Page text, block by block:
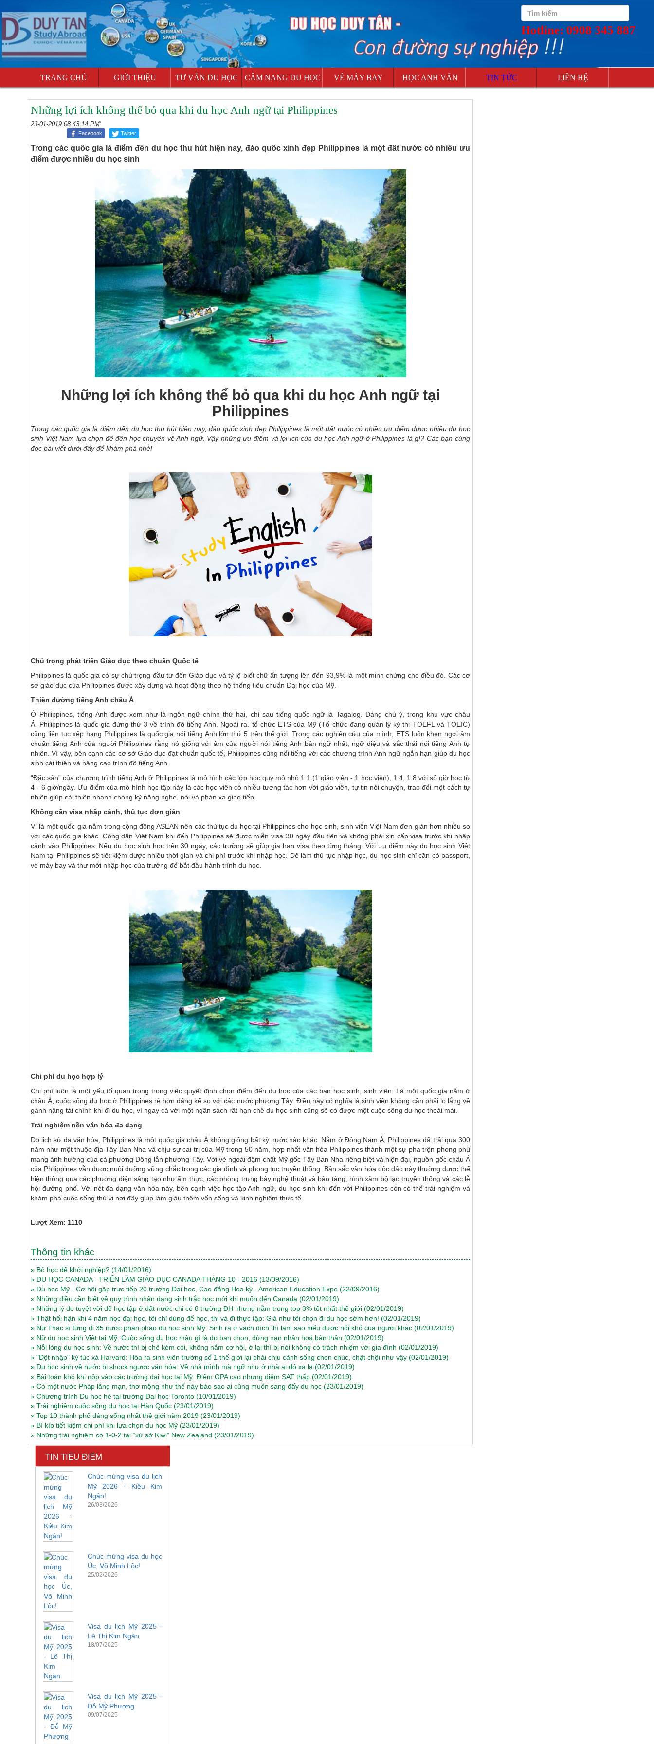
Hotline: 0908 345 887
TRANG CHỦ GIỚI THIỆU TƯ VẤN DU HỌC CẨM NANG DU HỌC VÉ MÁY BAY HỌC ANH VĂN TIN TỨC LIÊN HỆ
Những lợi ích không thể bỏ qua khi du học Anh ngữ tại Philippines
23-01-2019 08:43:14 PM'
Facebook Twitter
Trong các quốc gia là điểm đến du học thu hút hiện nay, đảo quốc xinh đẹp Philippines là một đất nước có nhiều ưu
điểm được nhiều du học sinh
Những lợi ích không thể bỏ qua khi du học Anh ngữ tại
Philippines
Trong các quốc gia là điểm đến du học thu hút hiện nay, đảo quốc xinh đẹp Philippines là một đất nước có nhiều ưu điểm được nhiều du học
sinh Việt Nam lựa chọn để đến học chuyên về Anh ngữ. Vậy những ưu điểm và lợi ích của du học Anh ngữ ở Philippines là gì? Các bạn cùng
đọc bài viết dưới đây để khám phá nhé!
Chú trọng phát triển Giáo dục theo chuẩn Quốc tế
Philippines là quốc gia có sự chú trọng đầu tư đến Giáo dục và tỷ lệ biết chữ ấn tượng lên đến 93,9% là một minh chứng cho điều đó. Các cơ
sở giáo dục của Philippines được xây dựng và hoạt động theo hệ thống tiêu chuẩn Đại học của Mỹ.
Thiên đường tiếng Anh châu Á
Ở Philippines, tiếng Anh được xem như là ngôn ngữ chính thứ hai, chỉ sau tiếng quốc ngữ là Tagalog. Đáng chú ý, trong khu vực châu
Á, Philippines là quốc gia đứng thứ 3 về trình độ tiếng Anh. Ngoài ra, tổ chức ETS của Mỹ (Tổ chức đang quản lý kỳ thi TOEFL và TOEIC)
cũng liên tục xếp hạng Philippines là quốc gia nói tiếng Anh lớn thứ 5 trên thế giới. Trong các nghiên cứu của mình, ETS luôn khen ngợi âm
chuẩn tiếng Anh của người Philippines rằng nó giống với âm của người nói tiếng Anh bản ngữ nhất, ngữ điệu và sắc thái nói tiếng Anh tự
nhiên. Vì vậy, bên cạnh các cơ sở Giáo dục đạt chuẩn quốc tế, Philippines cũng nổi tiếng với các chương trình Anh ngữ ngắn hạn giúp du học
sinh cải thiện và nâng cao trình độ tiếng Anh.
“Đặc sản” của chương trình tiếng Anh ở Philippines là mô hình các lớp học quy mô nhỏ 1:1 (1 giáo viên - 1 học viên), 1:4, 1:8 với số giờ học từ
4 - 6 giờ/ngày. Ưu điểm của mô hình học tập này là các học viên có nhiều tương tác hơn với giáo viên, tự tin nói chuyện, trao đổi một cách tự
nhiên giúp cải thiện nhanh chóng kỹ năng nghe, nói và phản xạ giao tiếp.
Không cần visa nhập cảnh, thủ tục đơn giản
Vì là một quốc gia nằm trong cộng đồng ASEAN nên các thủ tục du học tại Philippines cho học sinh, sinh viên Việt Nam đơn giản hơn nhiều so
với các quốc gia khác. Công dân Việt Nam khi đến Philippines sẽ được miễn visa 30 ngày đầu tiên và không phải xin cấp visa trước khi nhập
cảnh vào Philippines. Nếu du học sinh học trên 30 ngày, các trường sẽ giúp gia hạn visa theo từng tháng. Với ưu điểm này du học sinh Việt
Nam tại Philippines sẽ tiết kiệm được nhiều thời gian và chi phí trước khi nhập học. Để làm thủ tục nhập học, du học sinh chỉ cần có passport,
vé máy bay và thư mời nhập học của trường để bắt đầu hành trình du học.
Chi phídu học hợp lý
Chi phí luôn là một yếu tố quan trọng trong việc quyết định chọn điểm đến du học của các bạn học sinh, sinh viên. Là một quốc gia nằm ở
châu Á, cuộc sống du học ở Philippines rẻ hơn đáng kể so với các nước phương Tây. Điều này có nghĩa là sinh viên không cần phải lo lắng về
gánh nặng tài chính khi đi du học, vì ngay cả với một ngân sách rất hạn chế du học sinh cũng sẽ có được một cuộc sống du học thoải mái.
Trải nghiệm nền văn hóa đa dạng
Do lịch sử đa văn hóa, Philippines là một quốc gia châu Á không giống bất kỳ nước nào khác. Nằm ở Đông Nam Á, Philippines đã trải qua 300
năm như một thuộc địa Tây Ban Nha và chịu sự cai trị của Mỹ trong 50 năm, hợp nhất văn hóa Philippines thành một sự pha trộn phong phú
mang ảnh hưởng của cả phương Đông lẫn phương Tây. Với vẻ ngoài đậm chất Mỹ gốc Tây Ban Nha riêng biệt và hiện đại, nguồn gốc châu Á
của Philippines vẫn được nuôi dưỡng vững chắc trong các gia đình và phong tục truyền thống. Bản sắc văn hóa độc đáo này thường được thể
hiện thông qua các phương diện sáng tạo như ẩm thực, các phòng trưng bày nghệ thuật và bảo tàng, hình xăm bộ lạc truyền thống và các lễ
hội đường phố. Với nét đa dạng văn hóa này, bên cạnh việc học tập Anh ngữ, du học sinh khi đến với Philippines còn có thể trải nghiệm và
khám phá cuộc sống thú vị nơi đây giúp làm giàu thêm vốn sống và kinh nghiệm thực tế.
Lượt Xem: 1110
Thông tin khác
» Bỏ học để khởi nghiệp? (14/01/2016)
» DU HỌC CANADA - TRIỂN LÃM GIÁO DỤC CANADA THÁNG 10 - 2016 (13/09/2016)
» Du học Mỹ - Cơ hội gặp trực tiếp 20 trường Đại học, Cao đẳng Hoa kỳ - American Education Expo (22/09/2016)
» Những điều cần biết về quy trình nhận dạng sinh trắc học mới khi muốn đến Canada (02/01/2019)
» Những lý do tuyệt vời để học tập ở đất nước chỉ có 8 trường ĐH nhưng nằm trong top 3% tốt nhất thế giới (02/01/2019)
» Thật hối hận khi 4 năm học đại học, tôi chỉ dùng để học, thi và đi thực tập: Giá như tôi chọn đi du học sớm hơn! (02/01/2019)
» Nữ Thạc sĩ từng đi 35 nước phản pháo du học sinh Mỹ: Sinh ra ở vạch đích thì làm sao hiểu được nỗi khổ của người khác (02/01/2019)
» Nữ du học sinh Việt tại Mỹ: Cuộc sống du học màu gì là do bạn chọn, đừng nạn nhân hoá bản thân (02/01/2019)
» Nỗi lòng du học sinh: Về nước thì bị chê kém cỏi, không nắm cơ hội, ở lại thì bị nói không có trách nhiệm với gia đình (02/01/2019)
» "Đột nhập" ký túc xá Harvard: Hóa ra sinh viên trường số 1 thế giới lại phải chịu cảnh sống chen chúc, chật chội như vậy (02/01/2019)
» Du học sinh về nước bị shock ngược văn hóa: Về nhà mình mà ngỡ như ở nhà ai đó xa lạ (02/01/2019)
» Bài toán khó khi nộp vào các trường đại học tại Mỹ: Điểm GPA cao nhưng điểm SAT thấp (02/01/2019)
» Có một nước Pháp lãng mạn, thơ mộng như thế này bảo sao ai cũng muốn sang đấy du học (23/01/2019)
» Chương trình Du học hè tại trường Đại học Toronto (10/01/2019)
» Trải nghiệm cuộc sống du học tại Hàn Quốc (23/01/2019)
» Top 10 thành phố đáng sống nhất thê giới năm 2019 (23/01/2019)
» Bí kíp tiết kiệm chi phí khi lựa chọn du học Mỹ (23/01/2019)
» Những trải nghiệm có 1-0-2 tại “xứ sở Kiwi” New Zealand (23/01/2019)
TIN TIÊU ĐIỂM
Chúc mừng visa du lịch
Mỹ 2026 - Kiều Kim
Ngân!
26/03/2026
Chúc mừng visa du học
Úc, Võ Minh Lộc!
25/02/2026
Visa du lịch Mỹ 2025 -
Lê Thị Kim Ngàn
18/07/2025
Visa du lịch Mỹ 2025 -
Đỗ Mỹ Phượng
09/07/2025